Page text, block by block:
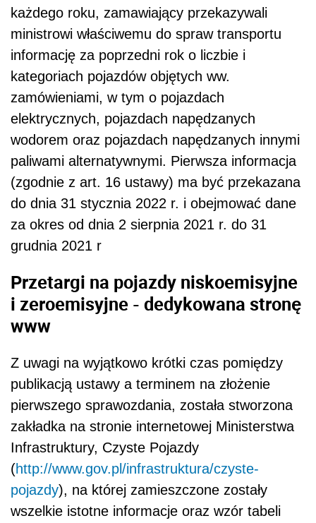
każdego roku, zamawiający przekazywali
ministrowi właściwemu do spraw transportu
informację za poprzedni rok o liczbie i
kategoriach pojazdów objętych ww.
zamówieniami, w tym o pojazdach
elektrycznych, pojazdach napędzanych
wodorem oraz pojazdach napędzanych innymi
paliwami alternatywnymi. Pierwsza informacja
(zgodnie z art. 16 ustawy) ma być przekazana
do dnia 31 stycznia 2022 r. i obejmować dane
za okres od dnia 2 sierpnia 2021 r. do 31
grudnia 2021 r
Przetargi na pojazdy niskoemisyjne
i zeroemisyjne - dedykowana stronę
www
Z uwagi na wyjątkowo krótki czas pomiędzy
publikacją ustawy a terminem na złożenie
pierwszego sprawozdania, została stworzona
zakładka na stronie internetowej Ministerstwa
Infrastruktury, Czyste Pojazdy
(http://www.gov.pl/infrastruktura/czyste-
pojazdy), na której zamieszczone zostały
wszelkie istotne informacje oraz wzór tabeli